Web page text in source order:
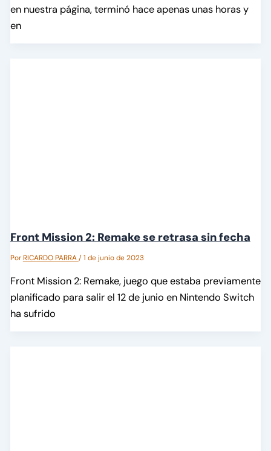
en nuestra página, terminó hace apenas unas horas y
en
Front Mission 2: Remake se retrasa sin fecha
PorRICARDO PARRA/1 de junio de 2023
Front Mission 2: Remake, juego que estaba previamente
planificado para salir el 12 de junio en Nintendo Switch
ha sufrido